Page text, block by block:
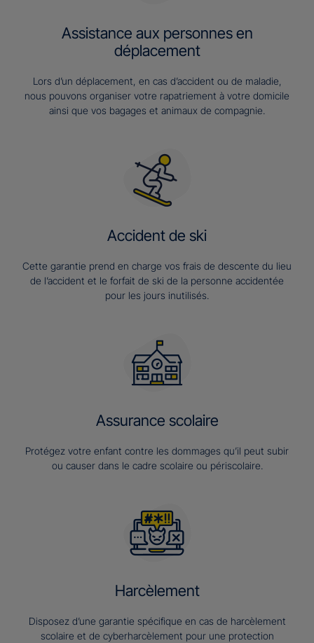
Assistance aux personnes en
déplacement
Lors d’un déplacement, en cas d’accident ou de maladie,
nous pouvons organiser votre rapatriement à votre domicile
ainsi que vos bagages et animaux de compagnie.
Accident de ski
Cette garantie prend en charge vos frais de descente du lieu
de l’accident et le forfait de ski de la personne accidentée
pour les jours inutilisés.
Assurance scolaire
Protégez votre enfant contre les dommages qu’il peut subir
ou causer dans le cadre scolaire ou périscolaire.
Harcèlement
Disposez d’une garantie spécifique en cas de harcèlement
scolaire et de cyberharcèlement pour une protection